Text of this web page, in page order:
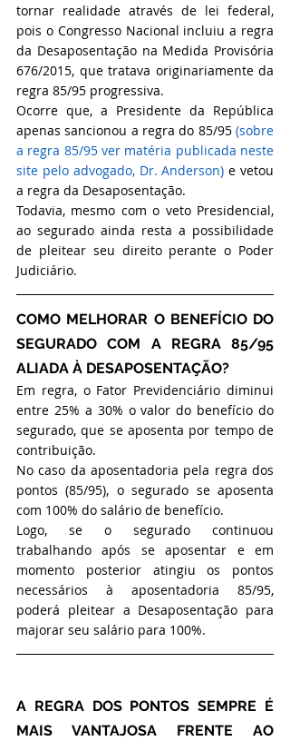
tornar realidade através de lei federal,
pois o Congresso Nacional incluiu a regra
da Desaposentação na Medida Provisória
676/2015, que tratava originariamente da
regra 85/95 progressiva.
Ocorre que, a Presidente da República
apenas sancionou a regra do 85/95 (sobre
a regra 85/95 ver matéria publicada neste
site pelo advogado, Dr. Anderson) e vetou
a regra da Desaposentação.
Todavia, mesmo com o veto Presidencial,
ao segurado ainda resta a possibilidade
de pleitear seu direito perante o Poder
Judiciário.
COMO MELHORAR O BENEFÍCIO DO
SEGURADO COM A REGRA 85/95
ALIADA À DESAPOSENTAÇÃO?
Em regra, o Fator Previdenciário diminui
entre 25% a 30% o valor do benefício do
segurado, que se aposenta por tempo de
contribuição.
No caso da aposentadoria pela regra dos
pontos (85/95), o segurado se aposenta
com 100% do salário de benefício.
Logo, se o segurado continuou
trabalhando após se aposentar e em
momento posterior atingiu os pontos
necessários à aposentadoria 85/95,
poderá pleitear a Desaposentação para
majorar seu salário para 100%.
A REGRA DOS PONTOS SEMPRE É
MAIS VANTAJOSA FRENTE AO